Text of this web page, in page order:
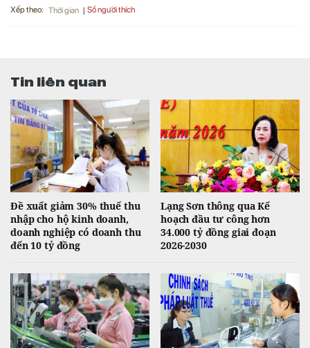
Xếp theo: Thời gian Số người thích
Tin liên quan
Đề xuất giảm 30% thuế thu
nhập cho hộ kinh doanh,
doanh nghiệp có doanh thu
đến 10 tỷ đồng
Lạng Sơn thông qua Kế
hoạch đầu tư công hơn
34.000 tỷ đồng giai đoạn
2026-2030